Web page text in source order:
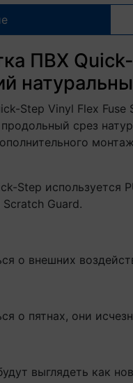
ПВХ
Step Vinyl Flex
срез
Step
Guard.
о внешних
о пятнах, они
выглядеть как